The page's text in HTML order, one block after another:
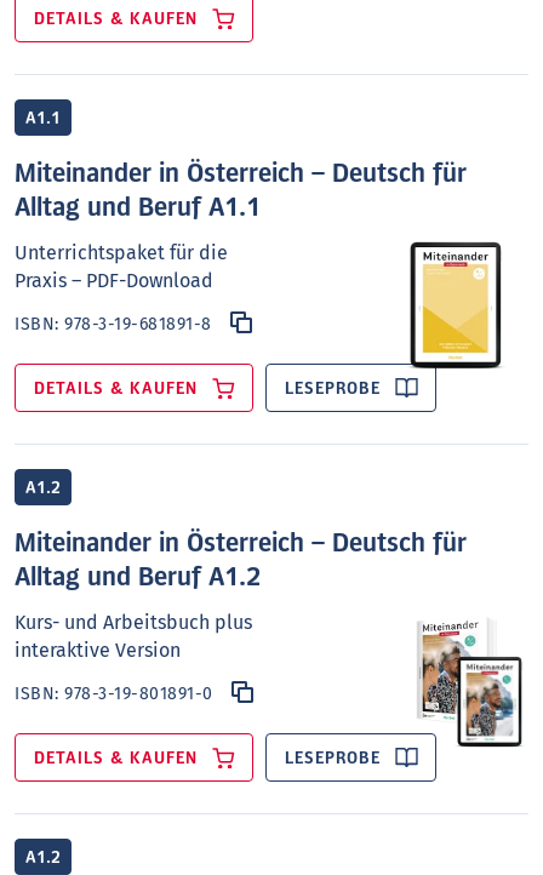
DETAILS & KAUFEN
A1.1
Miteinander in Österreich – Deutsch für
Alltag und Beruf A1.1
Unterrichtspaket für die
Praxis – PDF-Download
ISBN:978-3-19-681891-8
DETAILS & KAUFEN LESEPROBE
A1.2
Miteinander in Österreich – Deutsch für
Alltag und Beruf A1.2
Kurs- und Arbeitsbuch plus
interaktive Version
ISBN:978-3-19-801891-0
DETAILS & KAUFEN LESEPROBE
A1.2